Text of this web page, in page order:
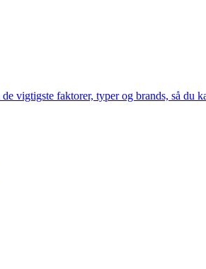
vigtigste faktorer, typer og brands, så du